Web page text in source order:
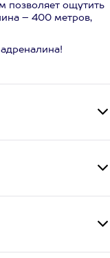
позволяет ощутить
– 400 метров,